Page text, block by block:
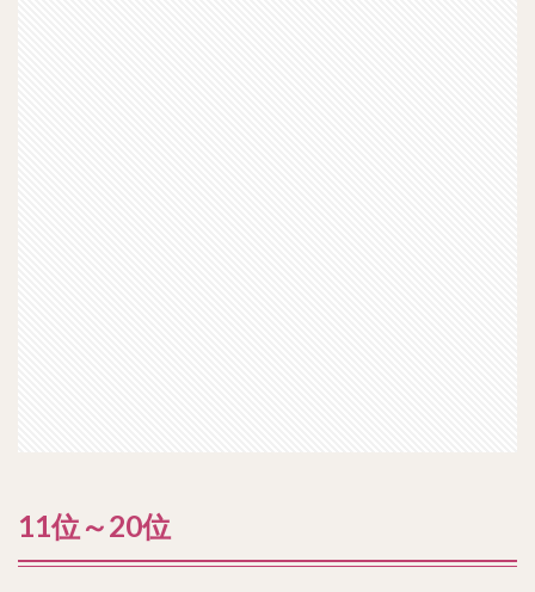
11位～20位